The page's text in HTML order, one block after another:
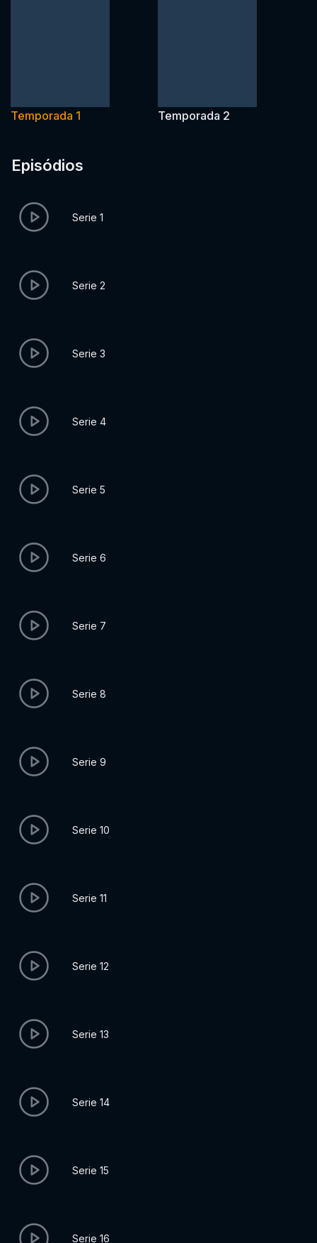
Temporada 1 Temporada 2
Episódios
Serie 1
Serie 2
Serie 3
Serie 4
Serie 5
Serie 6
Serie 7
Serie 8
Serie 9
Serie 10
Serie 11
Serie 12
Serie 13
Serie 14
Serie 15
Serie 16